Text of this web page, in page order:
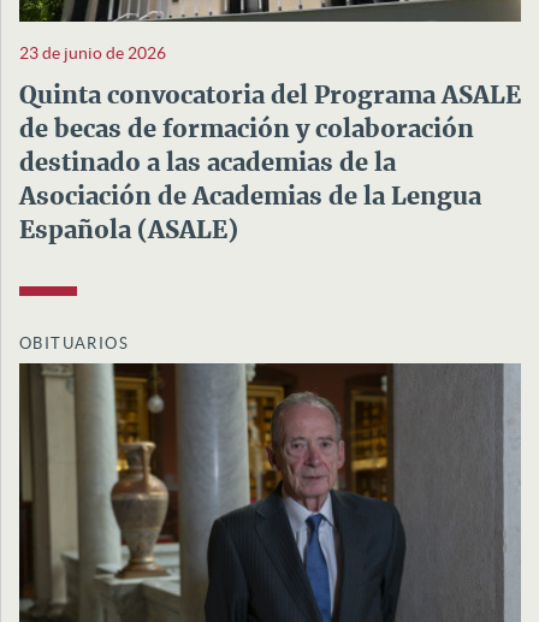
23 de junio de 2026
Quinta convocatoria del Programa ASALE
de becas de formación y colaboración
destinado a las academias de la
Asociación de Academias de la Lengua
Española (ASALE)
OBITUARIOS